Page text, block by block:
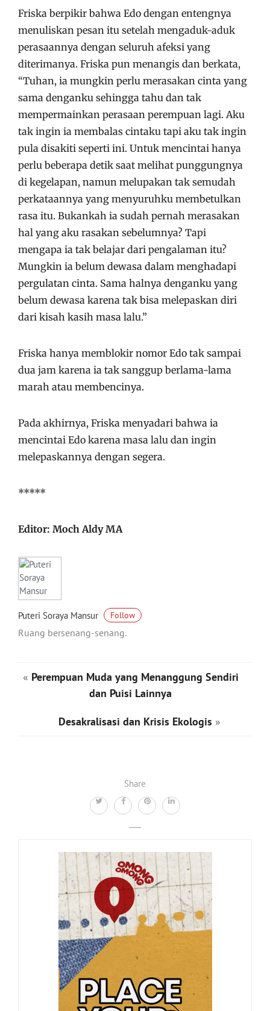
Share
Friska berpikir bahwa Edo dengan entengnya
menuliskan pesan itu setelah mengaduk-aduk
perasaannya dengan seluruh afeksi yang
diterimanya. Friska pun menangis dan berkata,
“Tuhan, ia mungkin perlu merasakan cinta yang
sama denganku sehingga tahu dan tak
mempermainkan perasaan perempuan lagi. Aku
tak ingin ia membalas cintaku tapi aku tak ingin
pula disakiti seperti ini. Untuk mencintai hanya
perlu beberapa detik saat melihat punggungnya
di kegelapan, namun melupakan tak semudah
perkataannya yang menyuruhku membetulkan
rasa itu. Bukankah ia sudah pernah merasakan
hal yang aku rasakan sebelumnya? Tapi
mengapa ia tak belajar dari pengalaman itu?
Mungkin ia belum dewasa dalam menghadapi
pergulatan cinta. Sama halnya denganku yang
belum dewasa karena tak bisa melepaskan diri
dari kisah kasih masa lalu.”
Friska hanya memblokir nomor Edo tak sampai
dua jam karena ia tak sanggup berlama-lama
marah atau membencinya.
Pada akhirnya, Friska menyadari bahwa ia
mencintai Edo karena masa lalu dan ingin
melepaskannya dengan segera.
*****
Editor: Moch Aldy MA
Puteri Soraya Mansur Follow
Ruang bersenang-senang.
« Perempuan Muda yang Menanggung Sendiri
dan Puisi Lainnya
Desakralisasi dan Krisis Ekologis »